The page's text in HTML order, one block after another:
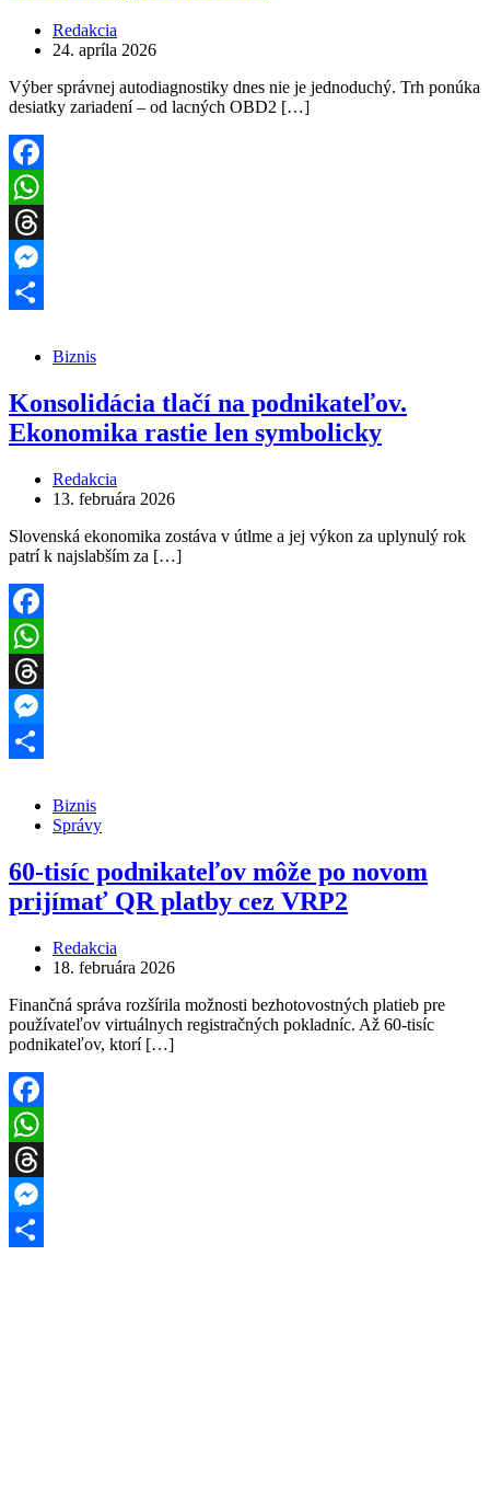
Redakcia
24. apríla 2026
Výber správnej autodiagnostiky dnes nie je jednoduchý. Trh ponúka
desiatky zariadení – od lacných OBD2 […]
Facebook
WhatsApp
Threads
Messenger
Biznis
Konsolidácia tlačí na podnikateľov.
Ekonomika rastie len symbolicky
Redakcia
13. februára 2026
Slovenská ekonomika zostáva v útlme a jej výkon za uplynulý rok
patrí k najslabším za […]
Facebook
WhatsApp
Threads
Messenger
Biznis
Správy
60-tisíc podnikateľov môže po novom
prijímať QR platby cez VRP2
Redakcia
18. februára 2026
Finančná správa rozšírila možnosti bezhotovostných platieb pre
používateľov virtuálnych registračných pokladníc. Až 60-tisíc
podnikateľov, ktorí […]
Facebook
WhatsApp
Threads
Messenger